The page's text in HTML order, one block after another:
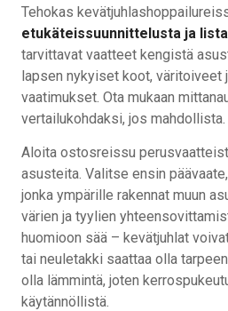
Tehokas
etukäteissuunnittelusta ja
tarvittavat vaatteet kengistä
lapsen nykyiset koot, väritoiveet
vaatimukset. Ota mukaan
vertailukohdaksi, jos mahdollista.
Aloita ostosreissu
asusteita. Valitse ensin
jonka ympärille rakennat muun
värien ja tyylien
huomioon sää – kevätjuhlat
tai neuletakki saattaa olla
olla lämmintä, joten
käytännöllistä.